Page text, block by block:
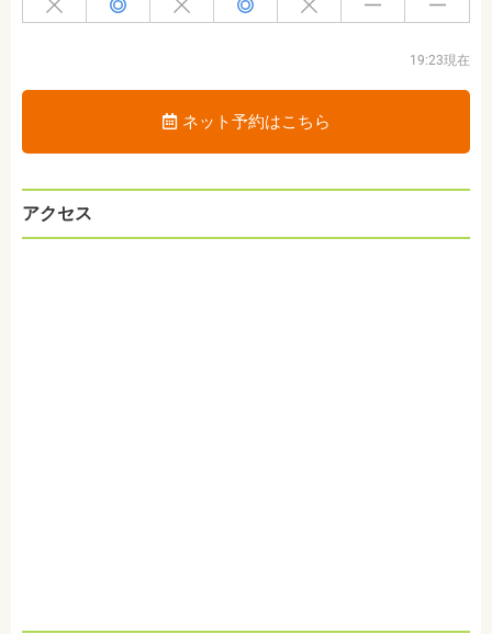
19:23現在
ネット予約はこちら
アクセス